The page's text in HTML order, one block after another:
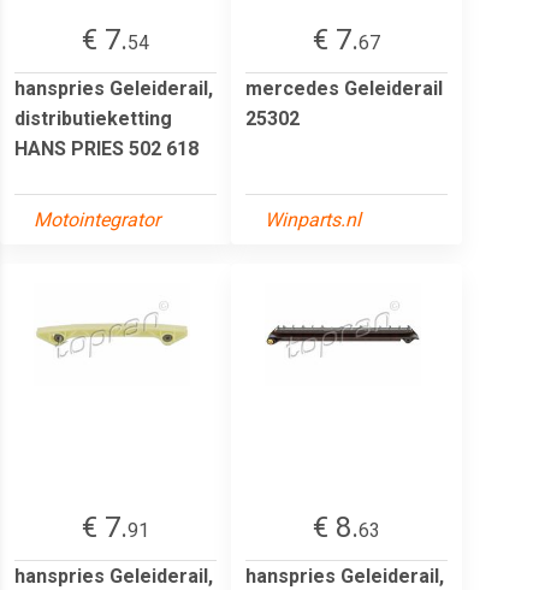
€ 7.54
hanspries Geleiderail,
distributieketting
HANS PRIES 502 618
Motointegrator
€ 7.67
mercedes Geleiderail
25302
Winparts.nl
€ 7.91
hanspries Geleiderail,
€ 8.63
hanspries Geleiderail,